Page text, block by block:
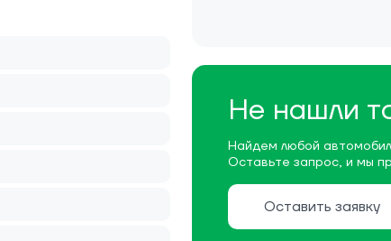
Не нашли
Найдем любой
Оставьте запрос, и мы
Оставить заявку